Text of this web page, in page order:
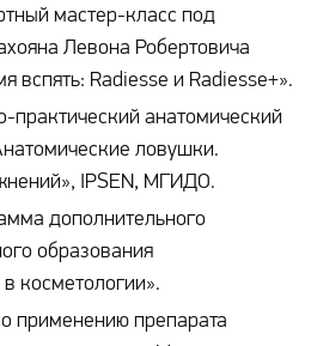
мастер-класс под
Левона Робертовича
вспять: Radiesse и Radiesse+».
практический анатомический
ловушки.
IPSEN, МГИДО.
дополнительного
образования
косметологии».
применению препарата